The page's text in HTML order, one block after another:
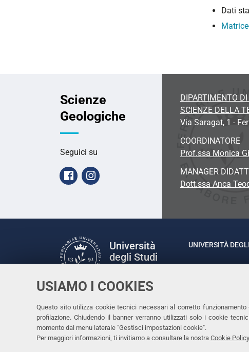
USIAMO I COOKIES
Questo sito utilizza cookie tecnici necessari al corretto
profilazione. Chiudendo il banner verranno utilizzati solo i cookie
momento dal menu laterale "Gestisci impostazioni cookie".
Per maggiori informazioni, ti invitiamo a consultare la nostra Cookie Policy
Dati
Scienze
Geologiche
Seguici su
FacebookInstagram
DIPARTIMENTO
SCIENZE DELLA
Via Saragat, 1 -
COORDINATORE
Prof.ssa Monica
MANAGER
Dott.ssa Anca
Università
degli Studi
Facebook
LinkedinInstagram
Youtube
UNIVERSITÀ
Rettrice: